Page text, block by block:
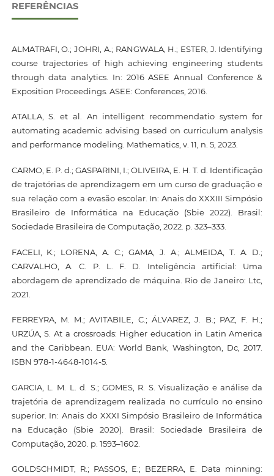
REFERÊNCIAS
ALMATRAFI, O.; JOHRI, A.; RANGWALA, H.; ESTER, J. Identifying
course trajectories of high achieving engineering students
through data analytics. In: 2016 ASEE Annual Conference &
Exposition Proceedings. ASEE: Conferences, 2016.
ATALLA, S. et al. An intelligent recommendatio system for
automating academic advising based on curriculum analysis
and performance modeling. Mathematics, v. 11, n. 5, 2023.
CARMO, E. P. d.; GASPARINI, I.; OLIVEIRA, E. H. T. d. Identificação
de trajetórias de aprendizagem em um curso de graduação e
sua relação com a evasão escolar. In: Anais do XXXIII Simpósio
Brasileiro de Informática na Educação (Sbie 2022). Brasil:
Sociedade Brasileira de Computação, 2022. p. 323–333.
FACELI, K.; LORENA, A. C.; GAMA, J. A.; ALMEIDA, T. A. D.;
CARVALHO, A. C. P. L. F. D. Inteligência artificial: Uma
abordagem de aprendizado de máquina. Rio de Janeiro: Ltc,
2021.
FERREYRA, M. M.; AVITABILE, C.; ÁLVAREZ, J. B.; PAZ, F. H.;
URZÚA, S. At a crossroads: Higher education in Latin America
and the Caribbean. EUA: World Bank, Washington, Dc, 2017.
ISBN 978-1-4648-1014-5.
GARCIA, L. M. L. d. S.; GOMES, R. S. Visualização e análise da
trajetória de aprendizagem realizada no currículo no ensino
superior. In: Anais do XXXI Simpósio Brasileiro de Informática
na Educação (Sbie 2020). Brasil: Sociedade Brasileira de
Computação, 2020. p. 1593–1602.
GOLDSCHMIDT, R.; PASSOS, E.; BEZERRA, E. Data minning: